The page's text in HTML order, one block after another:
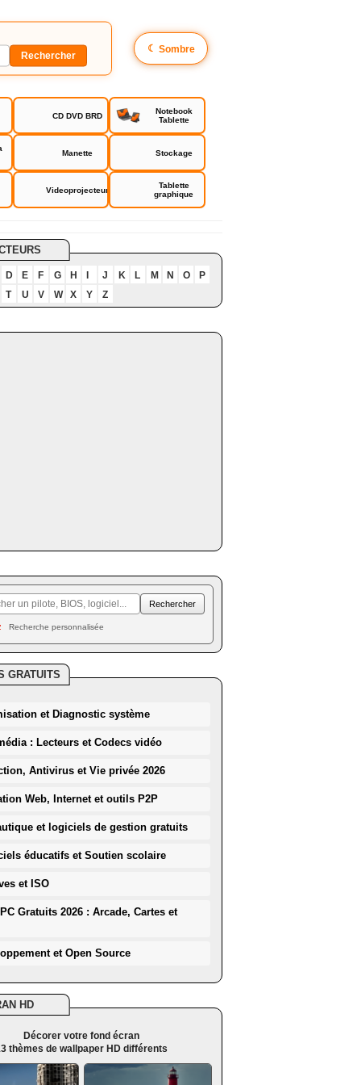
☾ Sombre
CD DVD BRD
Notebook
Tablette
Manette Stockage
Videoprojecteur
Tablette
graphique
D E F G H J K L M N O
P
T
U V W X Y Z
Recherche personnalisée
GRATUITS
et Diagnostic système
: Lecteurs et Codecs vidéo
Antivirus et Vie privée 2026
Web, Internet et outils P2P
et logiciels de gestion gratuits
éducatifs et Soutien scolaire
et ISO
Gratuits 2026 : Arcade, Cartes et
et Open Source
HD
Décorer votre fond écran
thèmes de wallpaper HD différents